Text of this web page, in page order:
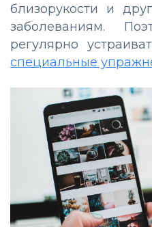
близорукости и
заболеваниям.
регулярно
специальные